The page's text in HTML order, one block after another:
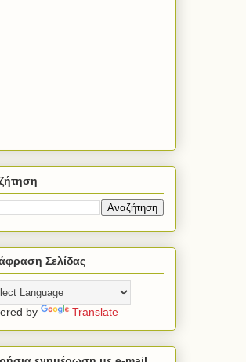
Σελίδας
by Translate